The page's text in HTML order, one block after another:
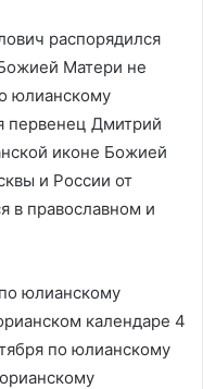
распорядился
Матери не
юлианскому
первенец Дмитрий
иконе Божией
и России от
в православном и
юлианскому
календаре 4
по юлианскому